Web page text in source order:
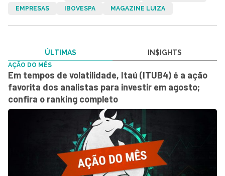
EMPRESAS
IBOVESPA MAGAZINE LUIZA
ÚLTIMAS IN$IGHTS
AÇÃO DO MÊS
Em tempos de volatilidade, Itaú (ITUB4) é a ação
favorita dos analistas para investir em agosto;
confira o ranking completo